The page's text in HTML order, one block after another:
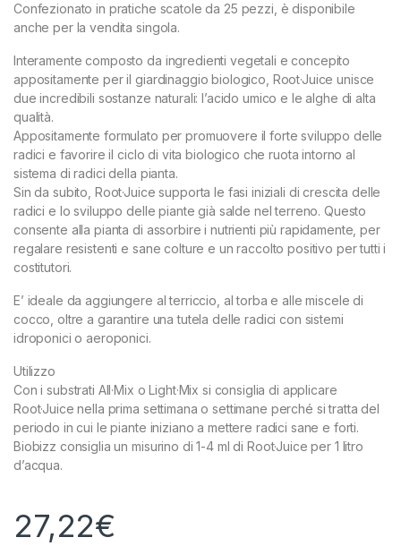
Confezionato in pratiche scatole da 25 pezzi, è disponibile
anche per la vendita singola.
Interamente composto da ingredienti vegetali e concepito
appositamente per il giardinaggio biologico, Root·Juice unisce
due incredibili sostanze naturali: l’acido umico e le alghe di alta
qualità.
Appositamente formulato per promuovere il forte sviluppo delle
radici e favorire il ciclo di vita biologico che ruota intorno al
sistema di radici della pianta.
Sin da subito, Root·Juice supporta le fasi iniziali di crescita delle
radici e lo sviluppo delle piante già salde nel terreno. Questo
consente alla pianta di assorbire i nutrienti più rapidamente, per
regalare resistenti e sane colture e un raccolto positivo per tutti i
costitutori.
E’ ideale da aggiungere al terriccio, al torba e alle miscele di
cocco, oltre a garantire una tutela delle radici con sistemi
idroponici o aeroponici.
Utilizzo
Con i substrati All·Mix o Light·Mix si consiglia di applicare
Root·Juice nella prima settimana o settimane perché si tratta del
periodo in cui le piante iniziano a mettere radici sane e forti.
Biobizz consiglia un misurino di 1-4 ml di Root·Juice per 1 litro
d’acqua.
27,22€